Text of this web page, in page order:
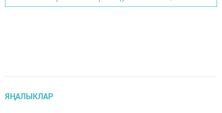
ЯҢАЛЫКЛАР